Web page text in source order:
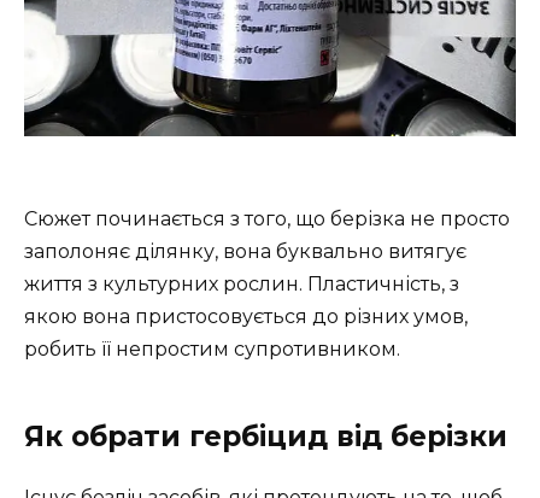
Сюжет починається з того, що берізка не просто
заполоняє ділянку, вона буквально витягує
життя з культурних рослин. Пластичність, з
якою вона пристосовується до різних умов,
робить її непростим супротивником.
Як обрати гербіцид від берізки